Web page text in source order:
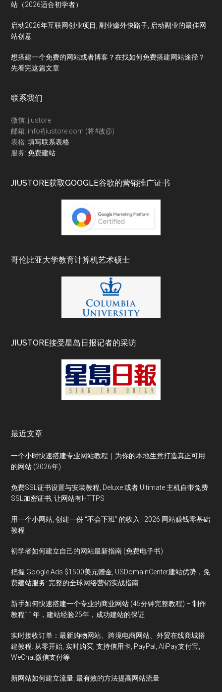
站（2026适合初学者）
启动2026年互联网创业项目, 副业赚外快路子, 启动副业的最佳网
站创意
想搭建一个免费的网站或者博客？在找如何免费搭建网站途径？
先看完这篇文章
联系我们
微信: jiustore
邮箱: info#jiustore.com (将#改@)
表格:填写联系表格
服务:免费建站
JIUSTORE获取GOOGLE谷歌的营销推广证书
哥伦比亚大学教育计算机艺术硕士
JIUSTORE接受星岛日报记者的采访
最近文章
一个小时快速搭建专业网站教程｜为你的本地生意打造真正可用
的网站 (2026年)
免费SSL证书设置与安装教程, Deluxe 或者 Ultimate 主机自带免费
SSL加密证书, 让网站有HTTPS
用一个小网站, 创建一份 “不会下班” 的收入 | 2026 网站赚钱零基础
教程
初学者如何建立自己的网站最新指南 (免费电子书)
把握 Google Ads $1500美元赠金, USDomainCenter建站优势，免
费建站服务: 完整的全球网络营销实战指南
新手如何快速搭建一个专业的商业网站 (45分钟完整教程) – 制作
教程11年，建站经验25年，成功建站的保证
实时接收订单：最新购物网站、跨境电商网站、外贸在线商城搭
建教程: 从零开始, 实时购买, 支持信用卡, PayPal, AliPay支付宝,
WeChat微信支付等
新网站如何建立流量, 最有效的方法提高网站流量